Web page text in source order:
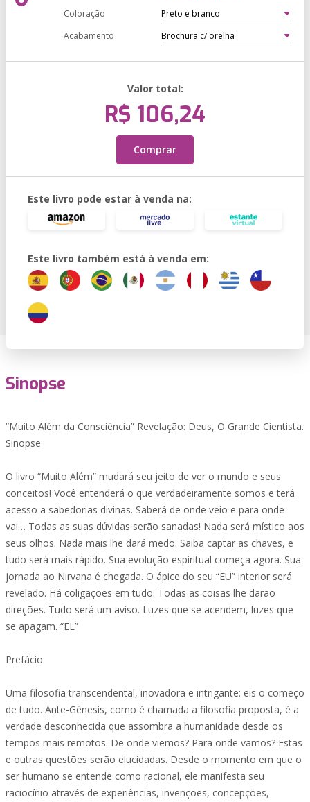
Coloração
Acabamento
Valor total:
R$ 106,24
Comprar
Este livro pode estar à venda na:
Este livro também está à venda em:
Sinopse
“Muito Além da Consciência” Revelação: Deus, O Grande Cientista.
Sinopse
O livro “Muito Além” mudará seu jeito de ver o mundo e seus
conceitos! Você entenderá o que verdadeiramente somos e terá
acesso a sabedorias divinas. Saberá de onde veio e para onde
vai… Todas as suas dúvidas serão sanadas! Nada será místico aos
seus olhos. Nada mais lhe dará medo. Saiba captar as chaves, e
tudo será mais rápido. Sua evolução espiritual começa agora. Sua
jornada ao Nirvana é chegada. O ápice do seu “EU” interior será
revelado. Há coligações em tudo. Todas as coisas lhe darão
direções. Tudo será um aviso. Luzes que se acendem, luzes que
se apagam. “EL”
Prefácio
Uma filosofia transcendental, inovadora e intrigante: eis o começo
de tudo. Ante-Gênesis, como é chamada a filosofia proposta, é a
verdade desconhecida que assombra a humanidade desde os
tempos mais remotos. De onde viemos? Para onde vamos? Estas
e outras questões serão elucidadas. Desde o momento em que o
ser humano se entende como racional, ele manifesta seu
raciocínio através de experiências, invenções, concepções,